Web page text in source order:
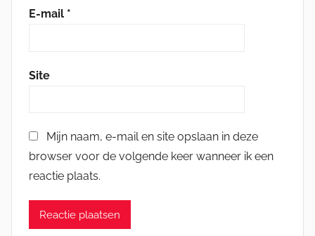
E-mail *
Site
Mijn naam, e-mail en site opslaan in deze
browser voor de volgende keer wanneer ik een
reactie plaats.